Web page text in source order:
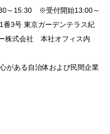
～15:30 ※受付開始13:00～
番3号 東京ガーデンテラス紀
株式会社 本社オフィス内
がある自治体および民間企業